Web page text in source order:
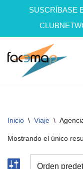
SUSCRÍBASE
Saltar
Inicio \ Viaje \
Mostrando el único